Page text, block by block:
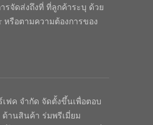
รจัดส่งถึงที่ ที่ลูกค้าระบุ ด้วย
หรือตามความต้องการของ
เฟค จำกัด จัดตั้งขึ้นเพื่อตอบ
ด้านสินค้า ร่มพรีเมี่ยม